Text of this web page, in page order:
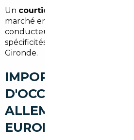
Un courtier automobile
marché en Nouvelle-Aquitaine,
conducteurs de la métropole
spécificités administratives du
Gironde.
IMPORT DE
D'OCCASION À
ALLEMAGNE,
EUROPE